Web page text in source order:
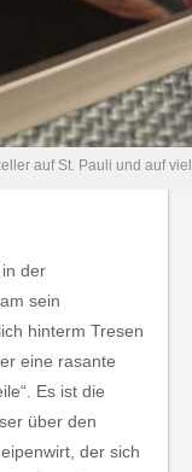
auf St. Pauli und auf
der
sein
hinterm Tresen
eine rasante
Es ist die
über den
der sich